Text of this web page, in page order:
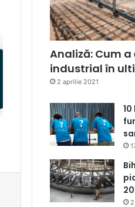
Analiză: Cum
industrial în
2 aprilie 2021